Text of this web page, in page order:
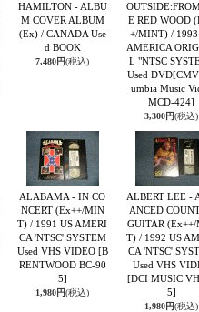
HAMILTON - ALBU
M COVER ALBUM
(Ex) / CANADA Use
d BOOK
7,480円(税込)
E RED WOOD
+/MINT) / 1993
AMERICA
L "NTSC
Used DVD
umbia Music
MCD-424]
3,300円(税込)
ALABAMA - IN CO
NCERT (Ex++/MIN
T) / 1991 US AMERI
CA 'NTSC' SYSTEM
Used VHS VIDEO [B
RENTWOOD BC-90
5]
1,980円(税込)
ALBERT LEE -
ANCED
GUITAR
T) / 1992 US
CA 'NTSC'
Used VHS
[DCI MUSIC
5]
1,980円(税込)